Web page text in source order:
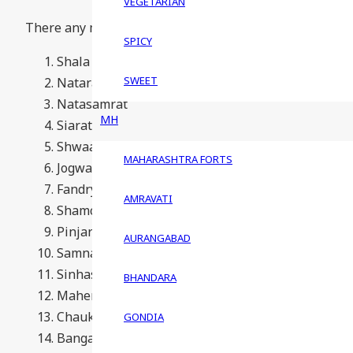
VEGETARIAN
SPICY
SWEET
MH
MAHARASHTRA FORTS
AMRAVATI
AURANGABAD
BHANDARA
GONDIA
There any many superhit old marathi movies here are
Shala
Natarang
Natasamrat
Siarat
Shwaas
Jogwa
Fandry
Shamchi Aai
Pinjara
Samna
Sinhasan
Maherchi Sadi
Chaukat Raja
Bangarwadi